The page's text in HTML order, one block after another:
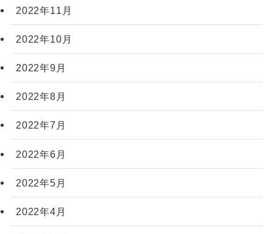
2022年11月
2022年10月
2022年9月
2022年8月
2022年7月
2022年6月
2022年5月
2022年4月